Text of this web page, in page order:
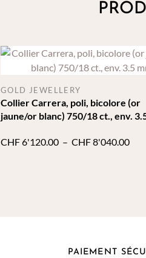
Collier Carrera, poli, bicolore (or
jaune/or blanc) 750/18 ct., env.
GOLD JEWELLERY
CHF6'120.00 – CHF8'040.00Plage
PAIEMENT